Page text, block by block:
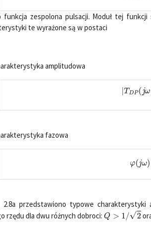
zespolona pulsacji. Moduł tej
te wyrażone są w postaci
amplitudowa
|TD ( ω
fazowa
( ω )=
2.8a przedstawiono typowe
rzędu dla dwu różnych dobroci: Q> 2